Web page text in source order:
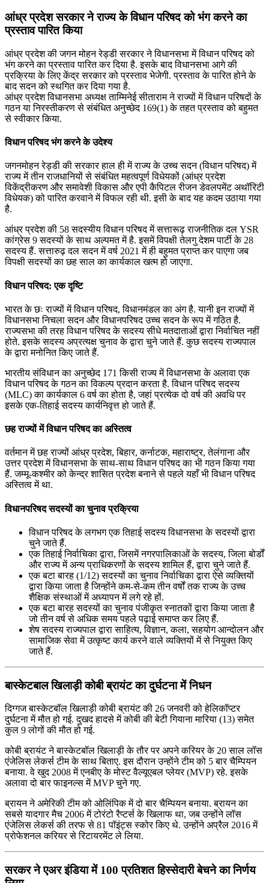
आंध्र प्रदेश सरकार ने राज्य के विधान परिषद को भंग करने का
प्रस्ताव पारित किया
आंध्र प्रदेश की जगन मोहन रेड्डी सरकार ने विधानसभा में विधान परिषद को
भंग करने का प्रस्ताव पारित कर दिया है. इसके बाद विधानसभा आगे की
प्रक्रिया के लिए केंद्र सरकार को प्रस्ताव भेजेगी. प्रस्ताव के पारित होने के
बाद सदन को स्थगित कर दिया गया है.
आंध्र प्रदेश विधानसभा अध्यक्ष ताम्मिनेई सीताराम ने राज्यों में विधान परिषदों के
गठन या निरस्तीकरण से संबंधित अनुच्छेद 169(1) के तहत प्रस्ताव को बहुमत
से स्वीकार किया.
विधान परिषद भंग करने के उदेश्य
जगनमोहन रेड्डी की सरकार हाल ही में राज्य के उच्च सदन (विधान परिषद) में
राज्य में तीन राजधानियों से संबंधित महत्वपूर्ण विधेयकों (आंध्र प्रदेश
विकेंद्रीकरण और समावेशी विकास और एपी कैपिटल रीजन डेवलपमेंट अथॉरिटी
विधेयक) को पारित करवाने में विफल रही थी. इसी के बाद यह कदम उठाया गया
है.
आंध्र प्रदेश की 58 सदस्यीय विधान परिषद में सत्तारूढ़ राजनीतिक दल YSR
कांग्रेस 9 सदस्यों के साथ अल्पमत में है. इसमें विपक्षी तेलगु देशम पार्टी के 28
सदस्य हैं. सत्तारुढ़ दल सदन में वर्ष 2021 में ही बहुमत प्राप्त कर पाएगा जब
विपक्षी सदस्यों का छह साल का कार्यकाल खत्म हो जाएगा.
विधान परिषद: एक दृष्टि
भारत के छः राज्यों में विधान परिषद, विधानमंडल का अंग है. यानी इन राज्यों में
विधानसभा निचला सदन और विधानपरिषद उच्च सदन के रूप में गठित है.
राज्यसभा की तरह विधान परिषद के सदस्य सीधे मतदाताओं द्वारा निर्वाचित नहीं
होते. इसके सदस्य अप्रत्यक्ष चुनाव के द्वारा चुने जाते हैं. कुछ सदस्य राज्यपाल
के द्वारा मनोनित किए जाते हैं.
भारतीय संविधान का अनुच्छेद 171 किसी राज्य में विधानसभा के अलावा एक
विधान परिषद के गठन का विकल्प प्रदान करता है. विधान परिषद सदस्य
(MLC) का कार्यकाल 6 वर्ष का होता है, जहां प्रत्येक दो वर्ष की अवधि पर
इसके एक-तिहाई सदस्य कार्यनिवृत्त हो जाते हैं.
छह राज्यों में विधान परिषद का अस्तित्व
वर्तमान में छह राज्यों आंध्र प्रदेश, बिहार, कर्नाटक, महाराष्ट्र, तेलंगाना और
उत्तर प्रदेश में विधानसभा के साथ-साथ विधान परिषद का भी गठन किया गया
हैं. जम्मू-कश्मीर को केन्द्र शासित प्रदेश बनाने से पहले यहाँ भी विधान परिषद
अस्तित्व में था.
विधानपरिषद सदस्यों का चुनाव प्रक्रिया
विधान परिषद के लगभग एक तिहाई सदस्य विधानसभा के सदस्यों द्वारा
चुने जाते हैं.
एक तिहाई निर्वाचिका द्वारा, जिसमें नगरपालिकाओं के सदस्य, जिला बोर्डों
और राज्य में अन्य प्राधिकरणों के सदस्य शामिल हैं, द्वारा चुने जाते हैं.
एक बटा बारह (1/12) सदस्यों का चुनाव निर्वाचिका द्वारा ऐसे व्यक्तियों
द्वारा किया जाता है जिन्होंने कम-से-कम तीन वर्षों तक राज्य के उच्च
शैक्षिक संस्थाओं में अध्यापन में लगे रहे हों.
एक बटा बारह सदस्यों का चुनाव पंजीकृत स्नातकों द्वारा किया जाता है
जो तीन वर्ष से अधिक समय पहले पढ़ाई समाप्त कर लिए हैं.
शेष सदस्य राज्यपाल द्वारा साहित्य, विज्ञान, कला, सहयोग आन्दोलन और
सामाजिक सेवा में उत्कृष्ट कार्य करने वाले व्यक्तियों में से नियुक्त किए
जाते हैं.
बास्केटबाल खिलाड़ी कोबी ब्रायंट का दुर्घटना में निधन
दिग्गज बास्केटबॉल खिलाड़ी कोबी ब्रायंट की 26 जनवरी को हेलिकॉप्टर
दुर्घटना में मौत हो गई. दुखद हादसे में कोबी की बेटी गियाना मारिया (13) समेत
कुल 9 लोगों की मौत हो गई.
कोबी ब्रायंट ने बास्केटबॉल खिलाड़ी के तौर पर अपने करियर के 20 साल लॉस
एंजेलिस लेकर्स टीम के साथ बिताए. इस दौरान उन्होंने टीम को 5 बार चैम्पियन
बनाया. वे खुद 2008 में एनबीए के मोस्ट वैल्यूएबल प्लेयर (MVP) रहे. इसके
अलावा दो बार फाइनल्स में MVP चुने गए.
ब्रायन ने अमेरिकी टीम को ओलिंपिक में दो बार चैम्पियन बनाया. ब्रायन का
सबसे यादगार मैच 2006 में टोरंटो रैप्टर्स के खिलाफ था, जब उन्होंने लॉस
एंजेलिस लेकर्स की तरफ से 81 पॉइंट्स स्कोर किए थे. उन्होंने अप्रैल 2016 में
प्रोफेशनल करियर से रिटायरमेंट ले लिया.
सरकर ने एअर इंडिया में 100 प्रतिशत हिस्सेदारी बेचने का निर्णय